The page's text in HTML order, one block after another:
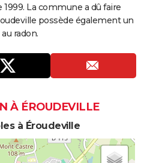
La commune a dû faire
possède également un
radon.
À ÉROUDEVILLE
à Éroudeville